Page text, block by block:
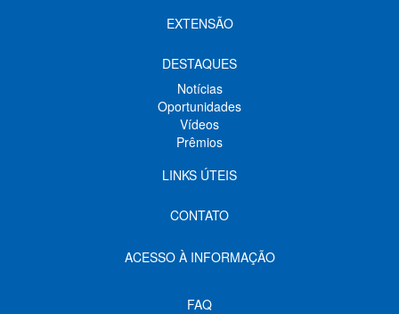
EXTENSÃO
DESTAQUES
Notícias
Oportunidades
Vídeos
Prêmios
LINKS ÚTEIS
CONTATO
ACESSO À INFORMAÇÃO
FAQ